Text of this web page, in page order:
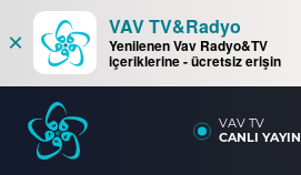
×
VAV TV&Radyo
Yenilenen Vav Radyo&TV
içeriklerine - ücretsiz erişin
VAV TV
CANLI YAYIN